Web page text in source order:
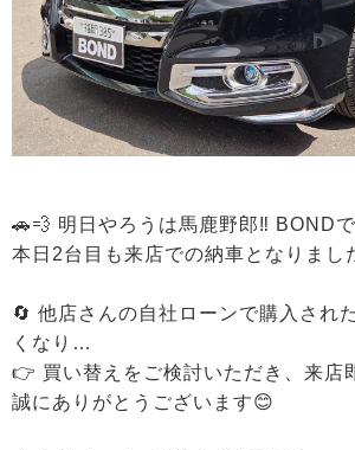
🚗💨 明日やろうは馬鹿野郎‼️ BOND
本日2台目も来店での納車となりまし
🔄 他店さんの自社ローンで購入され
くなり…
👉 買い替えをご検討いただき、来店
誠にありがとうございます😊